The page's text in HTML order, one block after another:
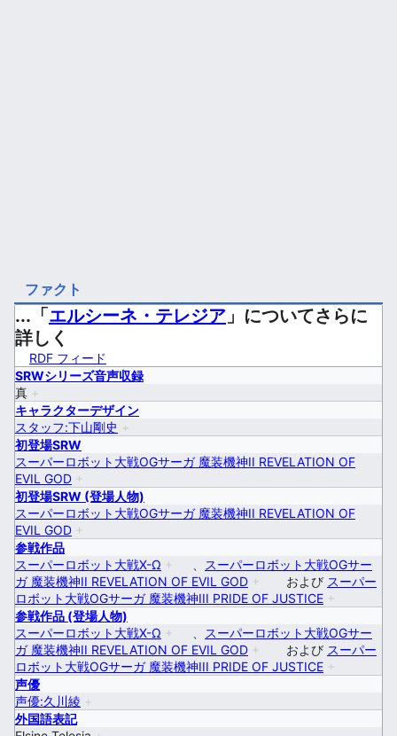
ファクト
...「エルシーネ・テレジア 」についてさらに
詳しく
RDF フィード
SRWシリーズ音声収録
真 +
キャラクターデザイン
スタッフ:下山剛史 +
初登場SRW
スーパーロボット大戦OGサーガ 魔装機神II REVELATION OF
EVIL GOD +
初登場SRW (登場人物)
スーパーロボット大戦OGサーガ 魔装機神II REVELATION OF
EVIL GOD +
参戦作品
スーパーロボット大戦X-Ω +
スーパーロボット大戦OGサー
ガ 魔装機神II REVELATION OF EVIL GOD + および スーパー
ロボット大戦OGサーガ 魔装機神III PRIDE OF JUSTICE +
参戦作品 (登場人物)
スーパーロボット大戦X-Ω +
スーパーロボット大戦OGサー
ガ 魔装機神II REVELATION OF EVIL GOD + および スーパー
ロボット大戦OGサーガ 魔装機神III PRIDE OF JUSTICE +
声優
声優:久川綾 +
外国語表記